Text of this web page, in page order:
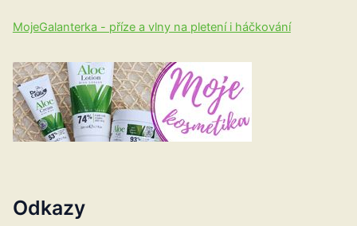
MojeGalanterka - příze a vlny na pletení i háčkování
Odkazy